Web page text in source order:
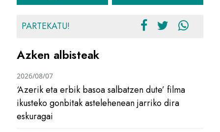
PARTEKATU!
Azken albisteak
‘Azerik eta erbik basoa salbatzen dute’ filma
ikusteko gonbitak astelehenean jarriko dira
eskuragai
2026/08/07